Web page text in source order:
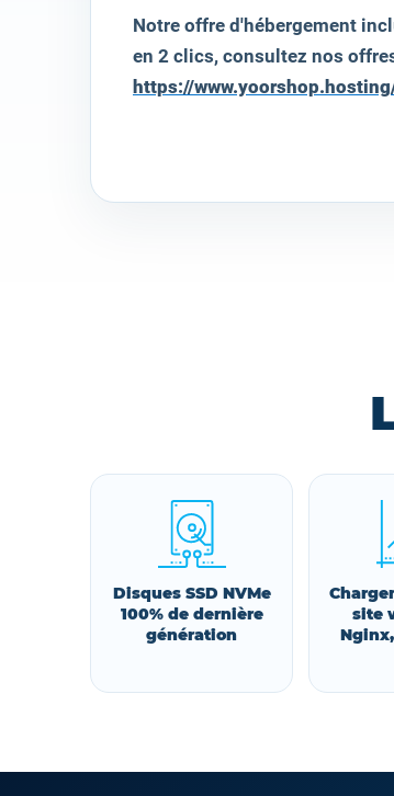
Notre offre d'hébergement
en 2 clics, consultez nos
https://
Disques SSD NVMe
100% de dernière
génération
site